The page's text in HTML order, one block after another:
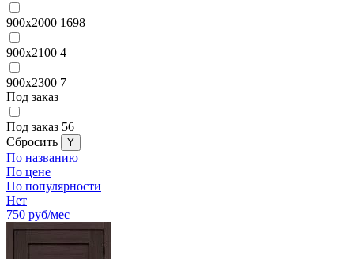
900x2000 1698
900x2100 4
900x2300 7
Под заказ
Под заказ 56
Cбросить
По названию
По цене
По популярности
Нет
750 руб/мес